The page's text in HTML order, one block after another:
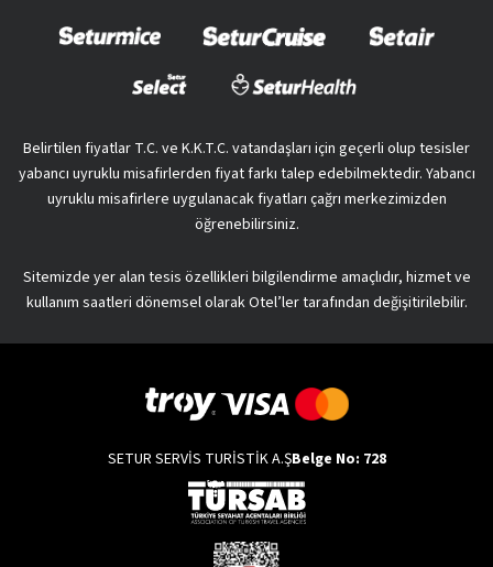
Belirtilen fiyatlar T.C. ve K.K.T.C. vatandaşları için geçerli olup tesisler
yabancı uyruklu misafirlerden fiyat farkı talep edebilmektedir. Yabancı
uyruklu misafirlere uygulanacak fiyatları çağrı merkezimizden
öğrenebilirsiniz.
Sitemizde yer alan tesis özellikleri bilgilendirme amaçlıdır, hizmet ve
kullanım saatleri dönemsel olarak Otel’ler tarafından değişitirilebilir.
SETUR SERVİS TURİSTİK A.ŞBelge No: 728